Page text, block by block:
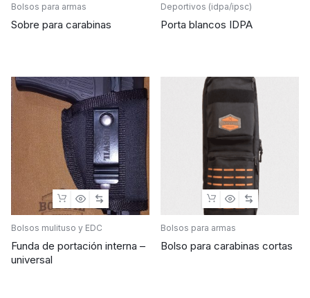
Bolsos para armas
Sobre para carabinas
Deportivos (idpa/ipsc)
Porta blancos IDPA
Bolsos mulituso y EDC
Funda de portación interna –
universal
Bolsos para armas
Bolso para carabinas cortas